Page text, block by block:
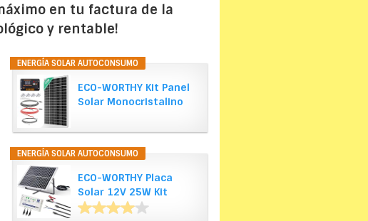
en tu factura de la
y rentable!
ENERGÍA SOLAR AUTOCONSUMO
ECO-WORTHY Kit Panel
Solar Monocristalino
ENERGÍA SOLAR AUTOCONSUMO
ECO-WORTHY Placa
Solar 12V 25W Kit
Solar…